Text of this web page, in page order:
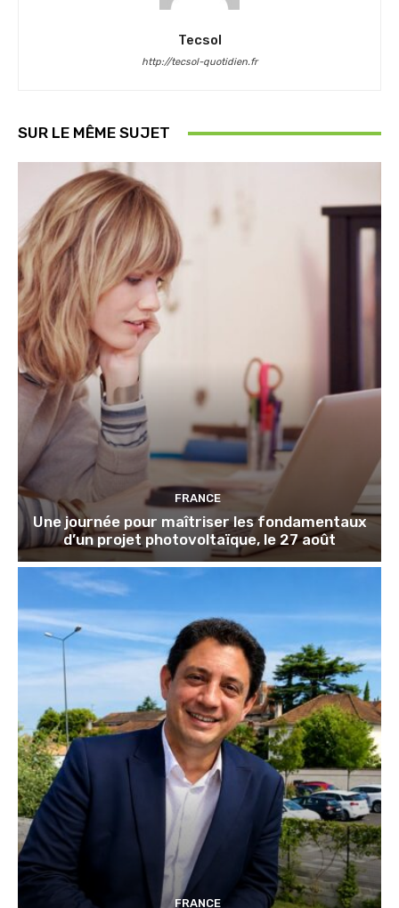
Tecsol
http://tecsol-quotidien.fr
SUR LE MÊME SUJET
FRANCE
Une journée pour maîtriser les fondamentaux
d’un projet photovoltaïque, le 27 août
FRANCE